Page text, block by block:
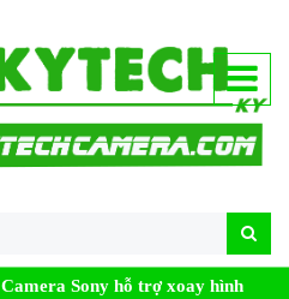
Camera Sony hỗ trợ xoay hình